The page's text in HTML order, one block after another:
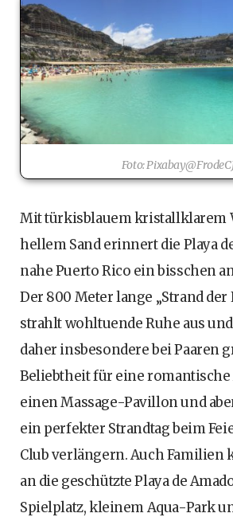
Foto:
Mit türkisblauem kristallklarem
hellem Sand erinnert die Playa
nahe Puerto Rico ein bisschen
Der 800 Meter lange „Strand der
strahlt wohltuende Ruhe aus
daher insbesondere bei Paaren
Beliebtheit für eine romantische
einen Massage-Pavillon und
ein perfekter Strandtag beim
Club verlängern. Auch Familien
an die geschützte Playa de
Spielplatz, kleinem Aqua-Park